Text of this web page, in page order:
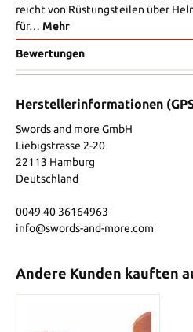
reicht von Rüstungsteilen über
für… Mehr
Bewertungen
Herstellerinformationen
Swords and more GmbH
Liebigstrasse 2-20
22113 Hamburg
Deutschland
0049 40 36164963
info@swords-and-more.com
Andere Kunden kauften